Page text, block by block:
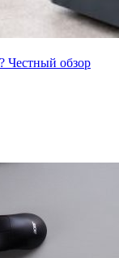
Честный обзор